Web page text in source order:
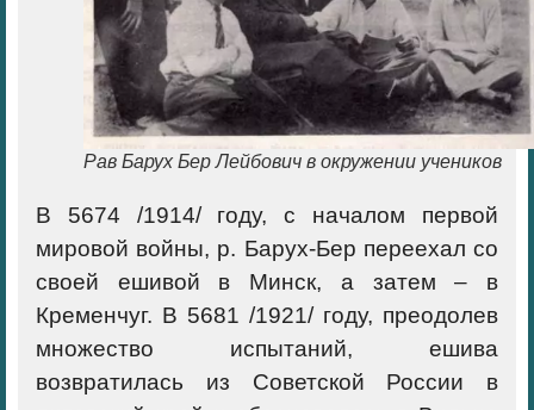
Рав Барух Бер Лейбович в окружении учеников
В 5674 /1914/ году, с началом первой
мировой войны, р. Барух-Бер переехал со
своей ешивой в Минск, а затем – в
Кременчуг. В 5681 /1921/ году, преодолев
множество испытаний, ешива
возвратилась из Советской России в